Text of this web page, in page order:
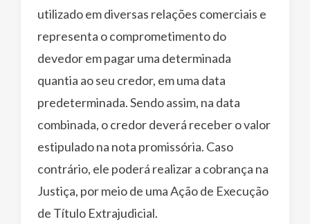
utilizado em diversas relações comerciais e
representa o comprometimento do
devedor em pagar uma determinada
quantia ao seu credor, em uma data
predeterminada. Sendo assim, na data
combinada, o credor deverá receber o valor
estipulado na nota promissória. Caso
contrário, ele poderá realizar a cobrança na
Justiça, por meio de uma Ação de Execução
de Título Extrajudicial.